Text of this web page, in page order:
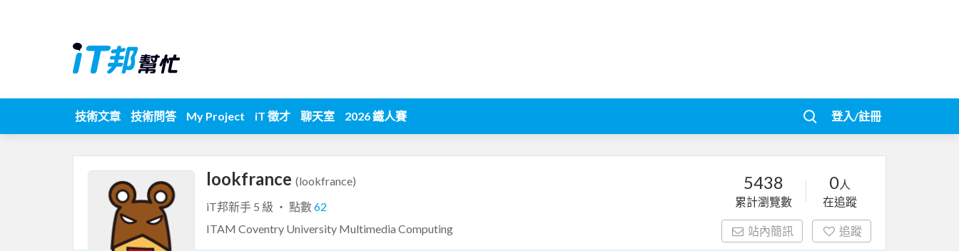
技術文章 技術問答 My Project iT 徵才 聊天室 2026 鐵人賽 登入/註冊
lookfrance (lookfrance)
iT邦新手 5 級 ‧ 點數62
ITAM Coventry University Multimedia Computing
5438
累計瀏覽數
0人
在追蹤
站內簡訊 追蹤